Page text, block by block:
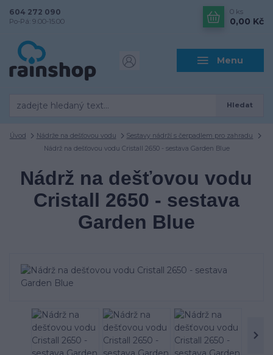
Menu
Hledat
604 272 090
Po-Pá: 9.00-15.00
0 ks
0,00 Kč
Úvod Nádrže na dešťovou vodu
Sestavy nádrží s čerpadlem pro zahradu
Nádrž na dešťovou vodu Cristall 2650 - sestava Garden Blue
Nádrž na dešťovou vodu
Cristall 2650 - sestava
Garden Blue